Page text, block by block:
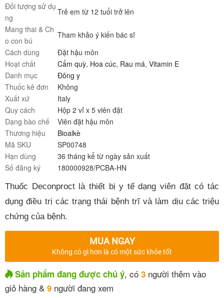
Đối tượng sử dụ
ng
Trẻ em từ 12 tuổi trở lên
Mang thai & Ch
o con bú
Tham khảo ý kiến bác sĩ
Cách dùng
Đặt hậu môn
Hoạt chất
Cẩm quỳ, Hoa cúc, Rau má, Vitamin E
Danh mục
Đông y
Thuốc kê đơn
Không
Xuất xứ
Italy
Quy cách
Hộp 2 vỉ x 5 viên đặt
Dạng bào chế
Viên đặt hậu môn
Thương hiệu
Bioalkè
Mã SKU
SP00748
Hạn dùng
36 tháng kể từ ngày sản xuất
Số đăng ký
180000928/PCBA-HN
Thuốc Deconproct là thiết bị y tế dạng viên đặt có tác
dụng điều trị các trạng thái bệnh trĩ và làm dịu các triệu
chứng của bệnh.
MUA NGAY
Không có gì hơn là có một sức khỏe tốt
Sản phẩm đang được chú ý, có 3 người thêm vào
giỏ hàng & 9 người đang xem